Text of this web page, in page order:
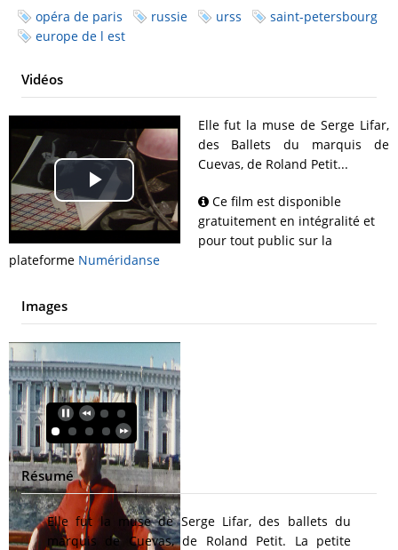
opéra de paris
russie urss
saint-petersbourg
europe de l est
Vidéos
Play
Video
Elle fut la muse de Serge Lifar,
des Ballets du marquis de
Cuevas, de Roland Petit...
Ce film est disponible
gratuitement en intégralité et
pour tout public sur la
plateforme Numéridanse
Images
Résumé
Elle fut la muse de Serge Lifar, des ballets du
marquis de Cuevas, de Roland Petit. La petite